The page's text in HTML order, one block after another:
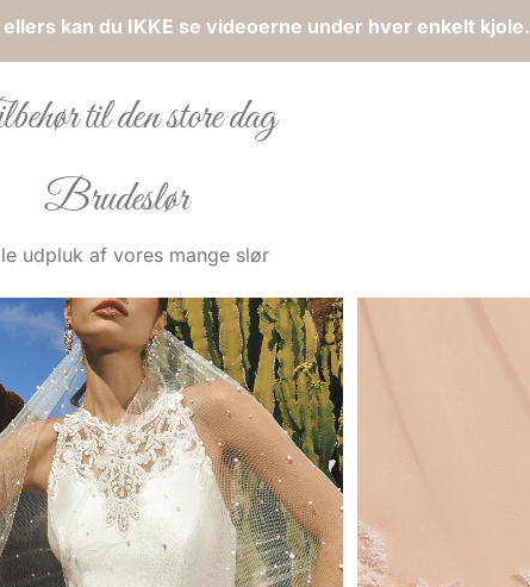
kan du IKKE se videoerne under hver enkelt kjole.
til den store dag
Brudeslør
udpluk af vores mange slør